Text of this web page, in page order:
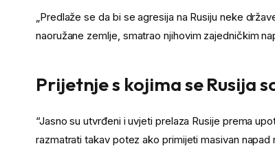
end
of
„Predlaže se da bi se agresija na Rusiju neke
naoružane zemlje, smatrao njihovim zajedničkim
Prijetnje s kojima se Rusija
“Jasno su utvrđeni i uvjeti prelaza Rusije prema
razmatrati takav potez ako primijeti masivan